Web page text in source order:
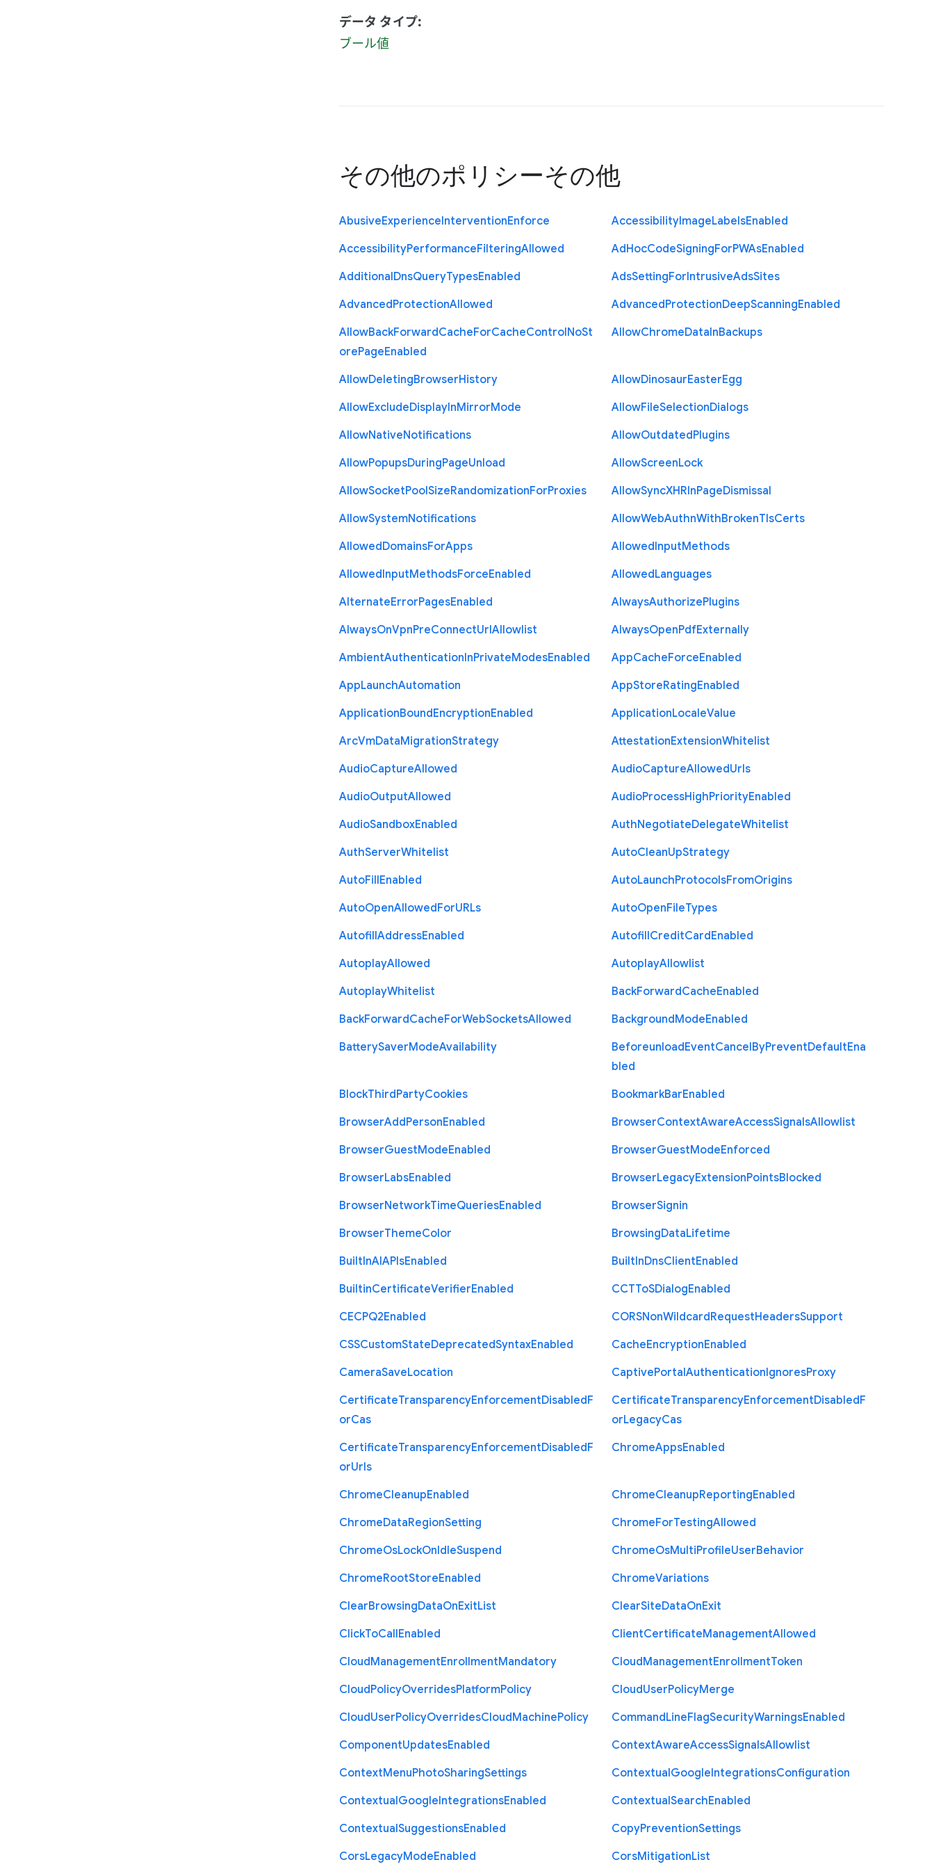
データ タイプ:
ブール値
その他のポリシーその他
AbusiveExperienceInterventionEnforce AccessibilityImageLabelsEnabled
AccessibilityPerformanceFilteringAllowed AdHocCodeSigningForPWAsEnabled
AdditionalDnsQueryTypesEnabled AdsSettingForIntrusiveAdsSites
AdvancedProtectionAllowed AdvancedProtectionDeepScanningEnabled
AllowBackForwardCacheForCacheControlNoSt
orePageEnabled
AllowChromeDataInBackups
AllowDeletingBrowserHistory AllowDinosaurEasterEgg
AllowExcludeDisplayInMirrorMode AllowFileSelectionDialogs
AllowNativeNotifications AllowOutdatedPlugins
AllowPopupsDuringPageUnload AllowScreenLock
AllowSocketPoolSizeRandomizationForProxies AllowSyncXHRInPageDismissal
AllowSystemNotifications AllowWebAuthnWithBrokenTlsCerts
AllowedDomainsForApps AllowedInputMethods
AllowedInputMethodsForceEnabled AllowedLanguages
AlternateErrorPagesEnabled AlwaysAuthorizePlugins
AlwaysOnVpnPreConnectUrlAllowlist AlwaysOpenPdfExternally
AmbientAuthenticationInPrivateModesEnabled AppCacheForceEnabled
AppLaunchAutomation AppStoreRatingEnabled
ApplicationBoundEncryptionEnabled ApplicationLocaleValue
ArcVmDataMigrationStrategy AttestationExtensionWhitelist
AudioCaptureAllowed AudioCaptureAllowedUrls
AudioOutputAllowed AudioProcessHighPriorityEnabled
AudioSandboxEnabled AuthNegotiateDelegateWhitelist
AuthServerWhitelist AutoCleanUpStrategy
AutoFillEnabled AutoLaunchProtocolsFromOrigins
AutoOpenAllowedForURLs AutoOpenFileTypes
AutofillAddressEnabled AutofillCreditCardEnabled
AutoplayAllowed AutoplayAllowlist
AutoplayWhitelist BackForwardCacheEnabled
BackForwardCacheForWebSocketsAllowed BackgroundModeEnabled
BatterySaverModeAvailability BeforeunloadEventCancelByPreventDefaultEna
bled
BlockThirdPartyCookies BookmarkBarEnabled
BrowserAddPersonEnabled BrowserContextAwareAccessSignalsAllowlist
BrowserGuestModeEnabled BrowserGuestModeEnforced
BrowserLabsEnabled BrowserLegacyExtensionPointsBlocked
BrowserNetworkTimeQueriesEnabled BrowserSignin
BrowserThemeColor BrowsingDataLifetime
BuiltInAIAPIsEnabled BuiltInDnsClientEnabled
BuiltinCertificateVerifierEnabled CCTToSDialogEnabled
CECPQ2Enabled CORSNonWildcardRequestHeadersSupport
CSSCustomStateDeprecatedSyntaxEnabled CacheEncryptionEnabled
CameraSaveLocation CaptivePortalAuthenticationIgnoresProxy
CertificateTransparencyEnforcementDisabledF
orCas
CertificateTransparencyEnforcementDisabledF
orLegacyCas
CertificateTransparencyEnforcementDisabledF
orUrls
ChromeAppsEnabled
ChromeCleanupEnabled ChromeCleanupReportingEnabled
ChromeDataRegionSetting ChromeForTestingAllowed
ChromeOsLockOnIdleSuspend ChromeOsMultiProfileUserBehavior
ChromeRootStoreEnabled ChromeVariations
ClearBrowsingDataOnExitList ClearSiteDataOnExit
ClickToCallEnabled ClientCertificateManagementAllowed
CloudManagementEnrollmentMandatory CloudManagementEnrollmentToken
CloudPolicyOverridesPlatformPolicy CloudUserPolicyMerge
CloudUserPolicyOverridesCloudMachinePolicy CommandLineFlagSecurityWarningsEnabled
ComponentUpdatesEnabled ContextAwareAccessSignalsAllowlist
ContextMenuPhotoSharingSettings ContextualGoogleIntegrationsConfiguration
ContextualGoogleIntegrationsEnabled ContextualSearchEnabled
ContextualSuggestionsEnabled CopyPreventionSettings
CorsLegacyModeEnabled CorsMitigationList